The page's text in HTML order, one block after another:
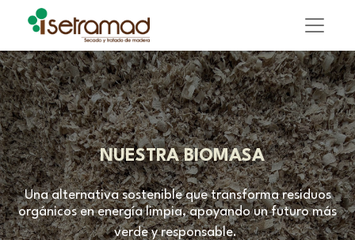
NUESTRA BIOMASA
Una alternativa sostenible que transforma residuos
orgánicos en energía limpia, apoyando un futuro más
verde y responsable.